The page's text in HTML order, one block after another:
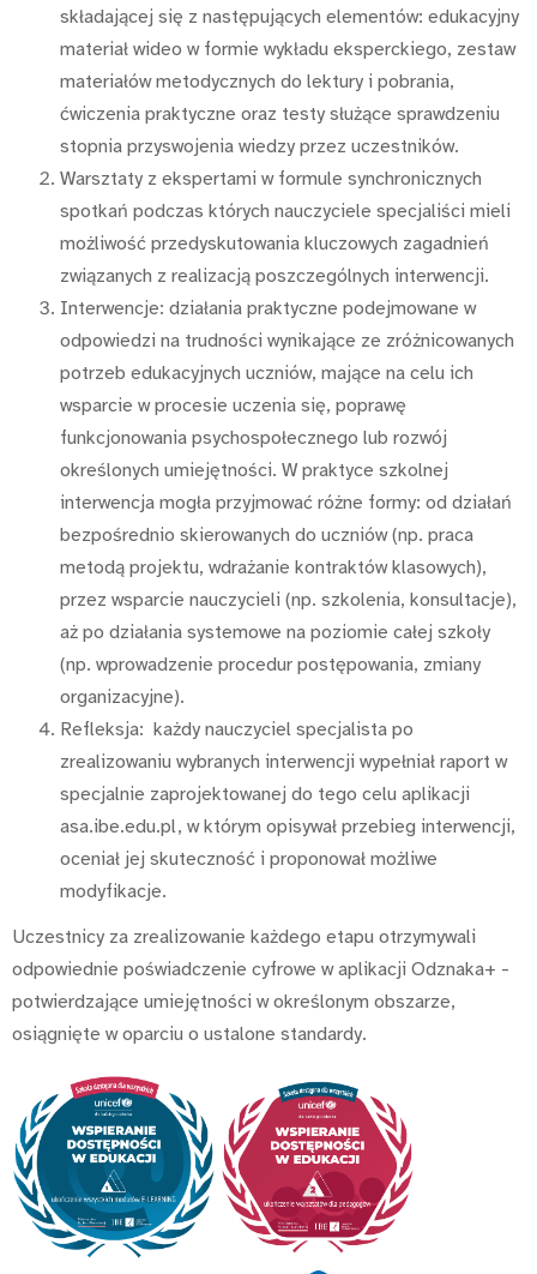
składającej się z następujących elementów: edukacyjny
materiał wideo w formie wykładu eksperckiego, zestaw
materiałów metodycznych do lektury i pobrania,
ćwiczenia praktyczne oraz testy służące sprawdzeniu
stopnia przyswojenia wiedzy przez uczestników.
Warsztaty z ekspertami w formule synchronicznych
spotkań podczas których nauczyciele specjaliści mieli
możliwość przedyskutowania kluczowych zagadnień
związanych z realizacją poszczególnych interwencji.
Interwencje: działania praktyczne podejmowane w
odpowiedzi na trudności wynikające ze zróżnicowanych
potrzeb edukacyjnych uczniów, mające na celu ich
wsparcie w procesie uczenia się, poprawę
funkcjonowania psychospołecznego lub rozwój
określonych umiejętności. W praktyce szkolnej
interwencja mogła przyjmować różne formy: od działań
bezpośrednio skierowanych do uczniów (np. praca
metodą projektu, wdrażanie kontraktów klasowych),
przez wsparcie nauczycieli (np. szkolenia, konsultacje),
aż po działania systemowe na poziomie całej szkoły
(np. wprowadzenie procedur postępowania, zmiany
organizacyjne).
Refleksja: każdy nauczyciel specjalista po
zrealizowaniu wybranych interwencji wypełniał raport w
specjalnie zaprojektowanej do tego celu aplikacji
asa.ibe.edu.pl, w którym opisywał przebieg interwencji,
oceniał jej skuteczność i proponował możliwe
modyfikacje.
Uczestnicy za zrealizowanie każdego etapu otrzymywali
odpowiednie poświadczenie cyfrowe w aplikacji Odznaka+ -
potwierdzające umiejętności w określonym obszarze,
osiągnięte w oparciu o ustalone standardy.